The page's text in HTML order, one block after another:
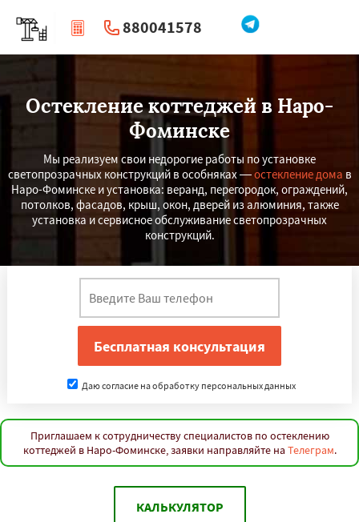
880041578
| Перезвоните мне
Остекление коттеджей в Наро-
Фоминске
Мы реализуем свои недорогие работы по установке
светопрозрачных конструкций в особняках —остекление дома в
Наро-Фоминске и установка: веранд, перегородок, ограждений,
потолков, фасадов, крыш, окон, дверей из алюминия, также
установка и сервисное обслуживание светопрозрачных
конструкций.
Даю согласие на обработку персональных данных
Приглашаем к сотрудничеству специалистов по остеклению
коттеджей в Наро-Фоминске, заявки направляйте на Телеграм.
КАЛЬКУЛЯТОР